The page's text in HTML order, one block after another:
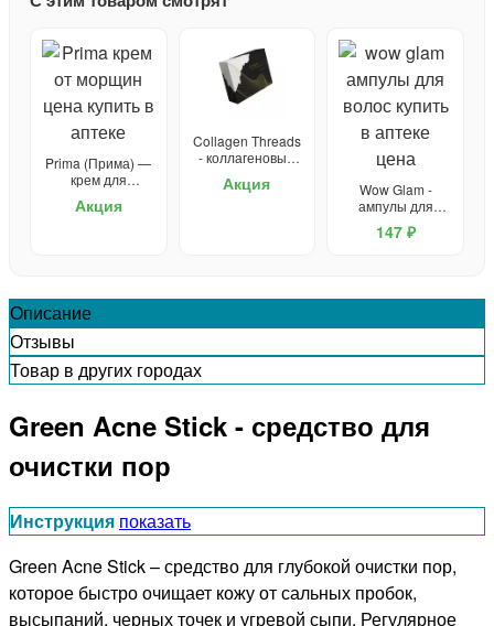
Prima (Прима) —
крем для
Акция
Collagen Threads
- коллагеновые
подтяжки лица
Акция
Wow Glam -
ампулы для
волос
147 ₽
Описание
Отзывы
Товар в других городах
Green Acne Stick - средство для
очистки пор
Инструкция показать
Green Acne Stick – средство для глубокой очистки пор,
которое быстро очищает кожу от сальных пробок,
высыпаний, черных точек и угревой сыпи. Регулярное